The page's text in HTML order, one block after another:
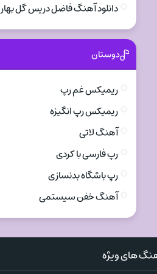
دانلود آهنگ فاضل دریس گل بهار
دوستان
ریمیکس غم رپ
ریمیکس رپ انگیزه
آهنگ لاتی
رپ فارسی با کردی
رپ باشگاه بدنسازی
آهنگ خفن سیستمی
های ویژه